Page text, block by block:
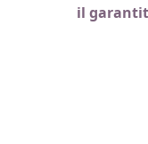
il